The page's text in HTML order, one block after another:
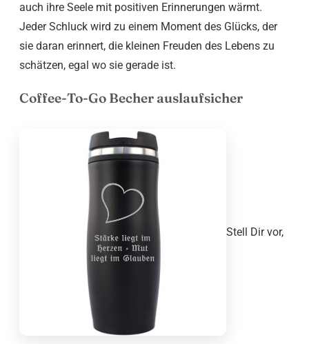
auch ihre Seele mit positiven Erinnerungen wärmt.
Jeder Schluck wird zu einem Moment des Glücks, der
sie daran erinnert, die kleinen Freuden des Lebens zu
schätzen, egal wo sie gerade ist.
Coffee-To-Go Becher auslaufsicher
Stell Dir vor,